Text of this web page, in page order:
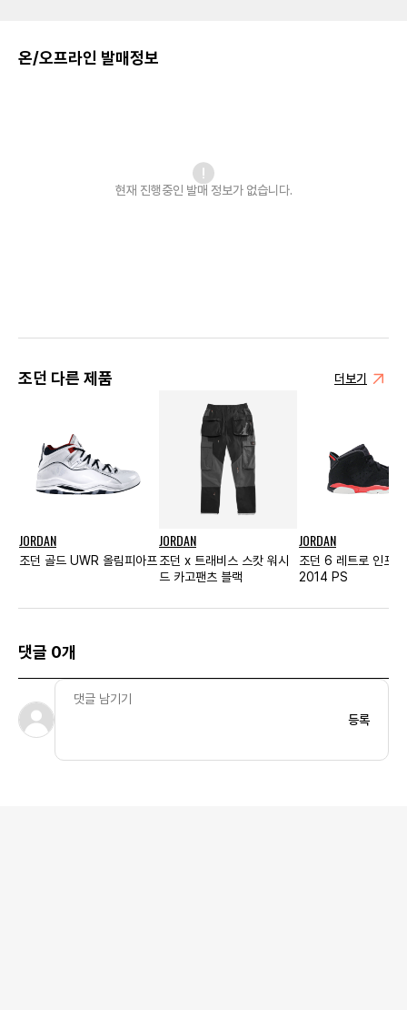
온/오프라인 발매정보
현재 진행중인 발매 정보가 없습니다.
조던 다른 제품 더보기
JORDAN
조던 골드 UWR 올림피아프
JORDAN
조던 x 트래비스 스캇 워시
드 카고팬츠 블랙
JORDAN
조던 6 레트로 인프
2014 PS
댓글 0개
등록